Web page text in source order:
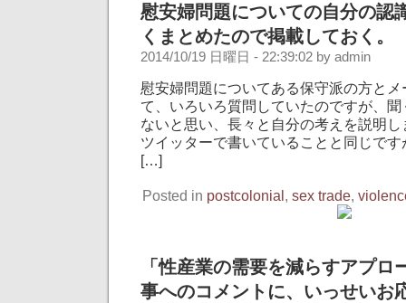
慰安婦問題についての自分の認
くまとめたので掲載しておく。
2014/10/19 日曜日 - 22:39:02 by admin
慰安婦問題についてある保守派の方と
て、いろいろ質問していたのですが、
ないと思い、長々と自分の考えを説明
ツイッターで書いていることと同じで
[…]
Posted in postcolonial sex trade,
「性産業の需要を減らすアプロ
事へのコメントに、いっせいお